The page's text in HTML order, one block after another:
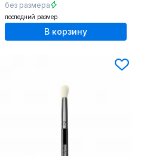
без размера
последний размер
В корзину